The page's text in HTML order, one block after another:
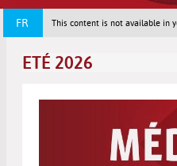
FR This content is not available in
ETÉ 2026